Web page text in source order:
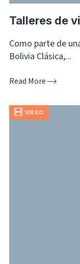
Talleres de
Como parte de
Bolivia Clásica,...
Read More
VIDEO